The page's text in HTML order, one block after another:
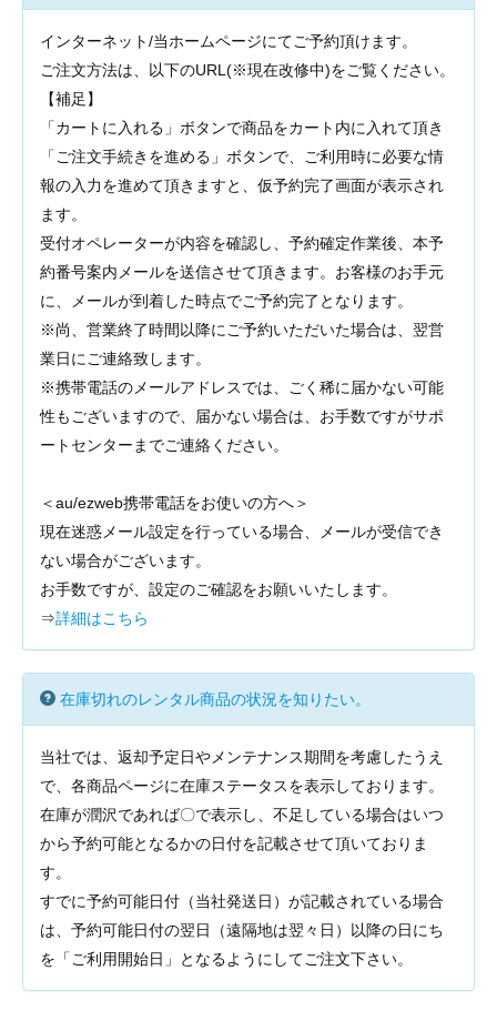
インターネット/当ホームページにてご予約頂けます。
ご注文方法は、以下のURL(※現在改修中)をご覧ください。
【補足】
「カートに入れる」ボタンで商品をカート内に入れて頂き
「ご注文手続きを進める」ボタンで、ご利用時に必要な情
報の入力を進めて頂きますと、仮予約完了画面が表示され
ます。
受付オペレーターが内容を確認し、予約確定作業後、本予
約番号案内メールを送信させて頂きます。お客様のお手元
に、メールが到着した時点でご予約完了となります。
※尚、営業終了時間以降にご予約いただいた場合は、翌営
業日にご連絡致します。
※携帯電話のメールアドレスでは、ごく稀に届かない可能
性もございますので、届かない場合は、お手数ですがサポ
ートセンターまでご連絡ください。
＜au/ezweb携帯電話をお使いの方へ＞
現在迷惑メール設定を行っている場合、メールが受信でき
ない場合がございます。
お手数ですが、設定のご確認をお願いいたします。
⇒詳細はこちら
在庫切れのレンタル商品の状況を知りたい。
当社では、返却予定日やメンテナンス期間を考慮したうえ
で、各商品ページに在庫ステータスを表示しております。
在庫が潤沢であれば〇で表示し、不足している場合はいつ
から予約可能となるかの日付を記載させて頂いておりま
す。
すでに予約可能日付（当社発送日）が記載されている場合
は、予約可能日付の翌日（遠隔地は翌々日）以降の日にち
を「ご利用開始日」となるようにしてご注文下さい。